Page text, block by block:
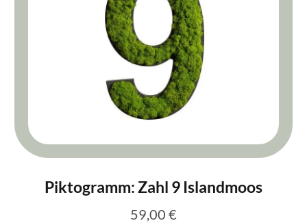
Piktogramm: Zahl 9 Islandmoos
Regulärer Preis:
59,00 €